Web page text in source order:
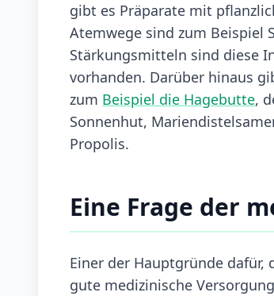
gibt es Präparate mit
Atemwege sind zum Beispiel
Stärkungsmitteln sind diese
vorhanden. Darüber hinaus
zum Beispiel die Hagebutte,
Sonnenhut,
Propolis.
Eine Frage der
Einer der Hauptgründe
gute medizinische